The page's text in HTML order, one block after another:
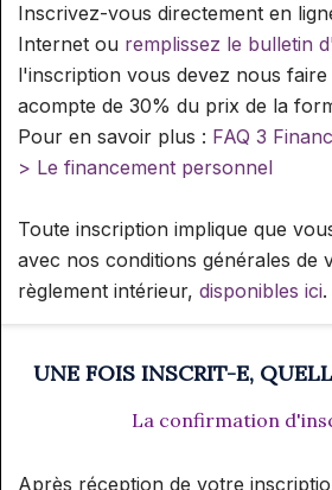
Inscrivez-vous directement en
Internet ou remplissez le bulletin
l'inscription vous devez nous
acompte de 30% du prix de la
Pour en savoir plus : FAQ 3
> Le financement personnel
Toute inscription implique que
avec nos conditions générales de
règlement intérieur, disponibles ici.
UNE FOIS INSCRIT-E,
La confirmation
Après réception de votre